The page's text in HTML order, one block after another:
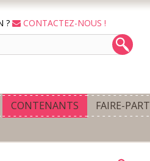
?
CONTACTEZ-NOUS !
CONTENANTS FAIRE-PART